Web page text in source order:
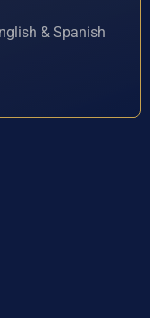
& Spanish